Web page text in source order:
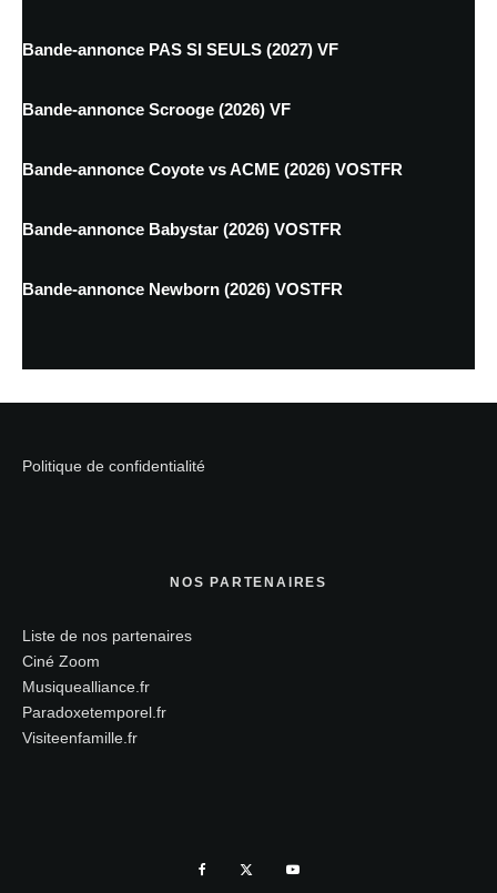
Bande-annonce PAS SI SEULS (2027) VF
Bande-annonce Scrooge (2026) VF
Bande-annonce Coyote vs ACME (2026) VOSTFR
Bande-annonce Babystar (2026) VOSTFR
Bande-annonce Newborn (2026) VOSTFR
Politique de confidentialité
NOS PARTENAIRES
Liste de nos partenaires
Ciné Zoom
Musiquealliance.fr
Paradoxetemporel.fr
Visiteenfamille.fr